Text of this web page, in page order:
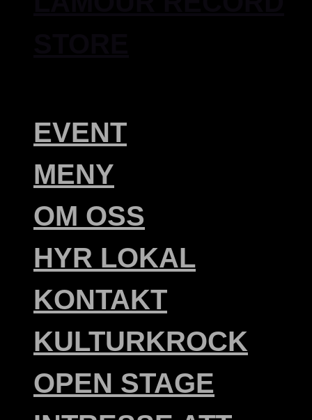
EVENT
MENY
OM OSS
HYR LOKAL
KONTAKT
KULTURKROCK
OPEN STAGE